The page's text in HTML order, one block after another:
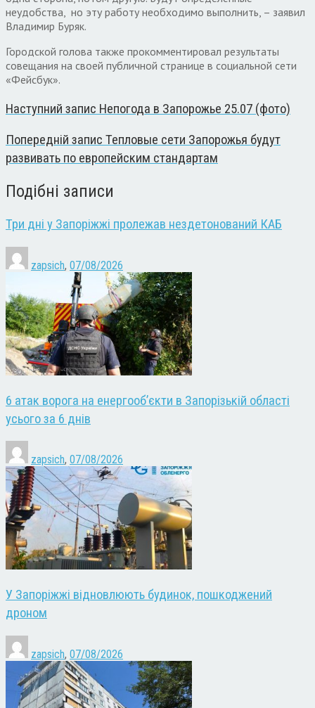
неудобства, но эту работу необходимо выполнить, – заявил
Владимир Буряк.
Городской голова также прокомментировал результаты
совещания на своей публичной странице в социальной сети
«Фейсбук».
Наступний запис Непогода в Запорожье 25.07 (фото)
Попередній запис Тепловые сети Запорожья будут
развивать по европейским стандартам
Подібні записи
Три дні у Запоріжжі пролежав нездетонований КАБ
zapsich, 07/08/2026
6 атак ворога на енергооб’єкти в Запорізькій області
усього за 6 днів
zapsich, 07/08/2026
У Запоріжжі відновлюють будинок, пошкоджений
дроном
zapsich, 07/08/2026